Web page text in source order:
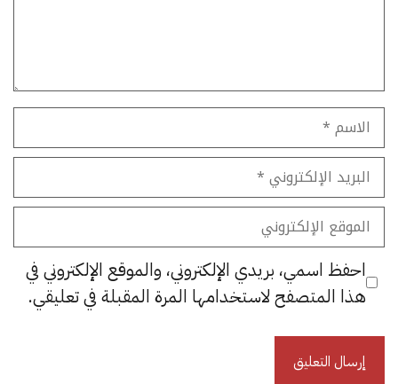
الاسم
البريد
الإلكتروني
الموقع
الإلكتروني
احفظ اسمي، بريدي الإلكتروني، والموقع الإلكتروني في
هذا المتصفح لاستخدامها المرة المقبلة في تعليقي.